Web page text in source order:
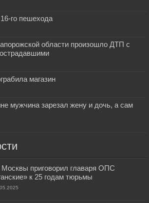
го пешехода
области произошло ДТП с
магазин
мужчина зарезал жену и дочь, а сам
приговорил главаря ОПС
к 25 годам тюрьмы